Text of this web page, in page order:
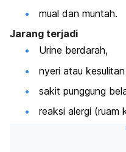
mual dan muntah.
Jarang terjadi
Urine berdarah,
nyeri atau
sakit punggung
reaksi alergi (ruam